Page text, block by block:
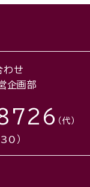
わせ
企画部
（代）
）